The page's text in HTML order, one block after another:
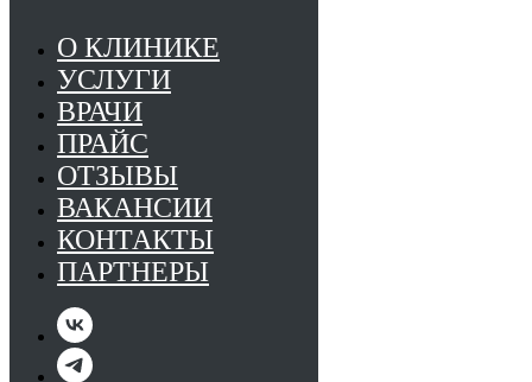
О КЛИНИКЕ
УСЛУГИ
ВРАЧИ
ПРАЙС
ОТЗЫВЫ
ВАКАНСИИ
КОНТАКТЫ
ПАРТНЕРЫ